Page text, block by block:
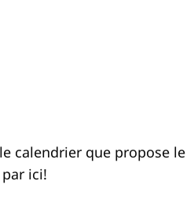
calendrier que propose le
ici!